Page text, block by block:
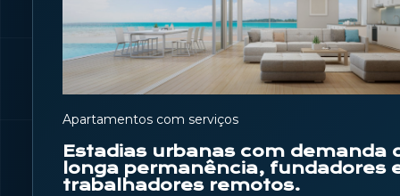
Apartamentos com serviços
Estadias urbanas com demanda
longa permanência, fundadores
trabalhadores remotos.